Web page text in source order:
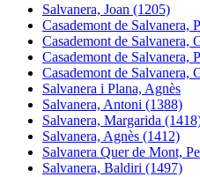
Salvanera, Joan (1205)
Casademont de Salvanera,
Casademont de Salvanera,
Casademont de Salvanera,
Casademont de Salvanera,
Salvanera i Plana, Agnès
Salvanera, Antoni (1388)
Salvanera, Margarida
Salvanera, Agnès (1412)
Salvanera Quer de Mont,
Salvanera, Baldiri (1497)